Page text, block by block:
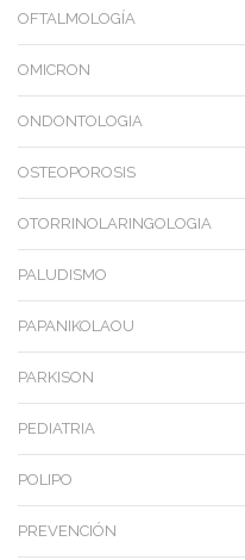
OFTALMOLOGÍA
OMICRON
ONDONTOLOGIA
OSTEOPOROSIS
OTORRINOLARINGOLOGIA
PALUDISMO
PAPANIKOLAOU
PARKISON
PEDIATRIA
POLIPO
PREVENCIÓN